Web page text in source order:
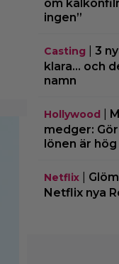
om
ingen”
Casting
3
klara… och
namn
Hollywood
medger:
lönen är
Netflix|
Netflix nya